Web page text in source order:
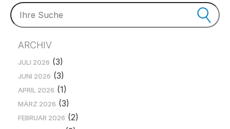
ARCHIV
JULI 2026 (3)
JUNI 2026 (3)
APRIL 2026 (1)
MÄRZ 2026 (3)
FEBRUAR 2026 (2)